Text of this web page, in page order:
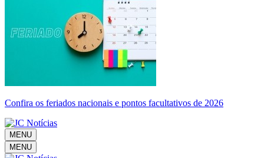
Confira os feriados nacionais e pontos facultativos de 2026
MENU
MENU